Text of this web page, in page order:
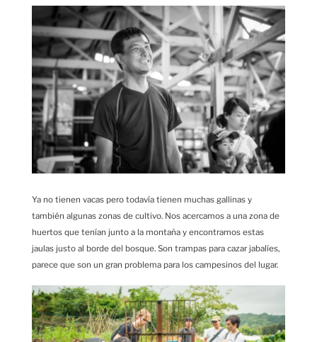
Ya no tienen vacas pero todavía tienen muchas gallinas y
también algunas zonas de cultivo. Nos acercamos a una zona de
huertos que tenían junto a la montaña y encontramos estas
jaulas justo al borde del bosque. Son trampas para cazar jabalíes,
parece que son un gran problema para los campesinos del lugar.